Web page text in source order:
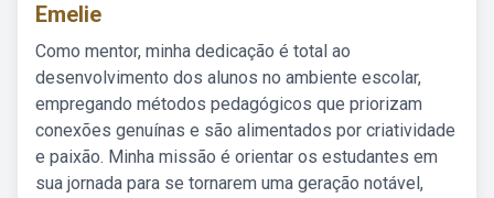
Emelie
Como mentor, minha dedicação é total ao
desenvolvimento dos alunos no ambiente escolar,
empregando métodos pedagógicos que priorizam
conexões genuínas e são alimentados por criatividade
e paixão. Minha missão é orientar os estudantes em
sua jornada para se tornarem uma geração notável,